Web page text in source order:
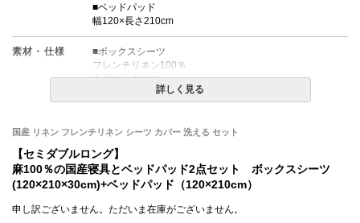
■ベッドパッド
幅120×長さ210cm
素材・仕様
■ボックスシーツ
フレンチリネン100％
全周ゴムタイプ
厚み約25cmまでのマットレスに対応
側生地：綿35％ ポリエステル65％
中素材：ポリエステル100％
充填量：0.65kg
（四隅に固定用のゴムが付いています。）
生産国 日本（ボックスシーツ）・（ベッドパッド）
詳しく見る
国産 リネン フレンチリネン シーツ カバー 洗える セット
【セミダブルロング】
麻100％の国産寝具とベッドパッド2点セット ボックスシーツ
(120×210×30cm)+ベッドパッド（120×210cm）
申し訳ございません。ただいま在庫がございません。